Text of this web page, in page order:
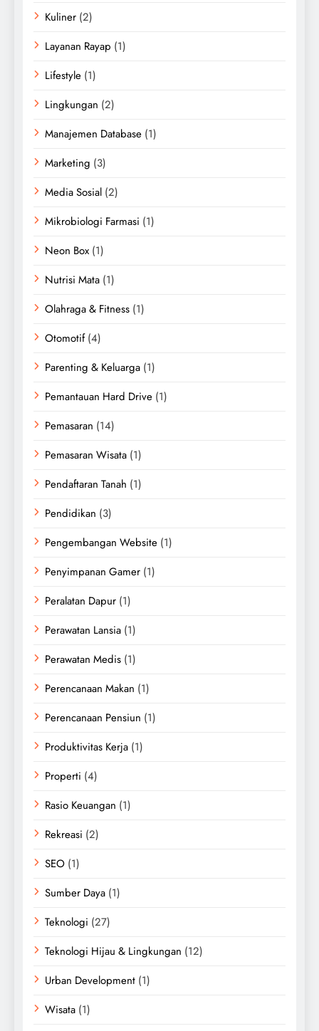
Kuliner (2)
Layanan Rayap (1)
Lifestyle (1)
Lingkungan (2)
Manajemen Database (1)
Marketing (3)
Media Sosial (2)
Mikrobiologi Farmasi (1)
Neon Box (1)
Nutrisi Mata (1)
Olahraga & Fitness (1)
Otomotif(4)
Parenting & Keluarga (1)
Pemantauan Hard Drive (1)
Pemasaran (14)
Pemasaran Wisata (1)
Pendaftaran Tanah (1)
Pendidikan (3)
Pengembangan Website (1)
Penyimpanan Gamer (1)
Peralatan Dapur (1)
Perawatan Lansia (1)
Perawatan Medis (1)
Perencanaan Makan (1)
Perencanaan Pensiun (1)
Produktivitas Kerja (1)
Properti (4)
Rasio Keuangan (1)
Rekreasi (2)
SEO (1)
Sumber Daya (1)
Teknologi (27)
Teknologi Hijau & Lingkungan (12)
Urban Development (1)
Wisata (1)